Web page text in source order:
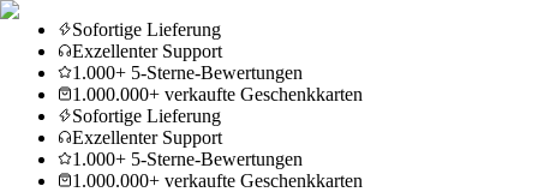
Sofortige Lieferung
Exzellenter Support
1.000+ 5-Sterne-Bewertungen
1.000.000+ verkaufte Geschenkkarten
Sofortige Lieferung
Exzellenter Support
1.000+ 5-Sterne-Bewertungen
1.000.000+ verkaufte Geschenkkarten